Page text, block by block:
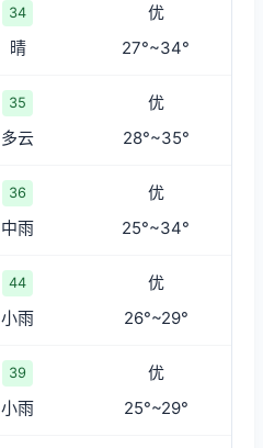
34
优
晴 27°~34°
35
优
多云 28°~35°
36
优
中雨 25°~34°
44
优
小雨 26°~29°
39
优
小雨 25°~29°